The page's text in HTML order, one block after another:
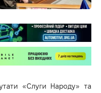
«Слуги Народу» та